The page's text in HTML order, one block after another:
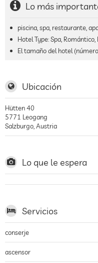
Lo más
piscina, spa, restaurante,
Hotel Type: Spa,
El tamaño del hotel
Ubicación
Hütten 40
5771 Leogang
Salzburgo Austria
Lo que le espera
Servicios
conserje
ascensor